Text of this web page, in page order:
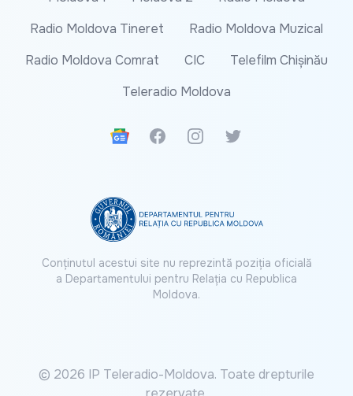
Radio Moldova Tineret
Radio Moldova Muzical
Radio Moldova Comrat
CIC
Telefilm Chișinău
Teleradio Moldova
Google News
FacebookInstagramTwitter
Conținutul acestui site nu reprezintă poziția oficială
a Departamentului pentru Relația cu Republica
Moldova.
© 2026 IP Teleradio-Moldova. Toate drepturile